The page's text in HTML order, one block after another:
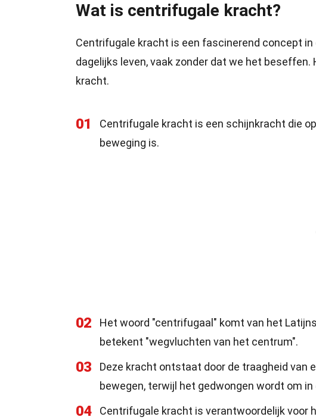
Wat is centrifugale kracht?
Centrifugale kracht is een fascinerend concept
dagelijks leven, vaak zonder dat we het
kracht.
01
Centrifugale kracht is een schijnkracht die
beweging is.
02
Het woord "centrifugaal" komt van het
betekent "wegvluchten van het centrum".
03
Deze kracht ontstaat door de traagheid van
bewegen, terwijl het gedwongen wordt om
04
Centrifugale kracht is verantwoordelijk voor